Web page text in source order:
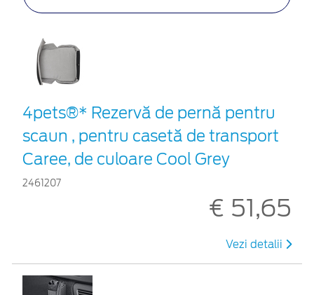
4pets®* Rezervă de pernă pentru
scaun , pentru casetă de transport
Caree, de culoare Cool Grey
2461207
€ 51,65
Vezi detalii